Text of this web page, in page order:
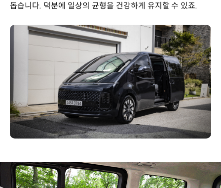
돕습니다. 덕분에 일상의 균형을 건강하게 유지할 수 있죠.